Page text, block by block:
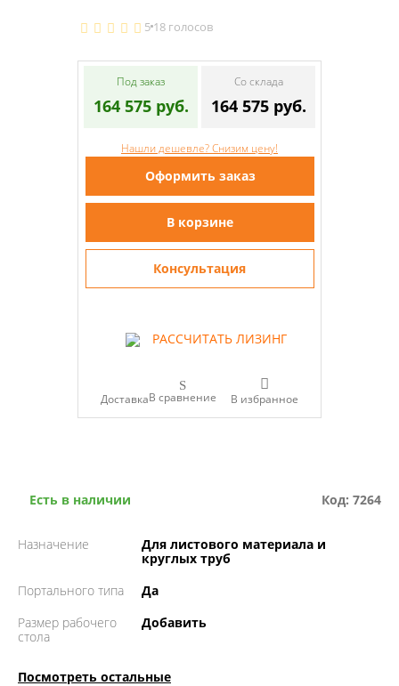
Есть в наличии Код: 7264
Назначение
Для листового материала и
круглых труб
Портального типа
Да
Размер рабочего
стола
Добавить
Посмотреть остальные
5 18 голосов
Под заказ
164 575 руб.
Со склада
164 575 руб.
Нашли дешевле? Снизим цену!
Оформить заказ
В корзине
Консультация
РАССЧИТАТЬ ЛИЗИНГ
ДоставкаВ сравнение